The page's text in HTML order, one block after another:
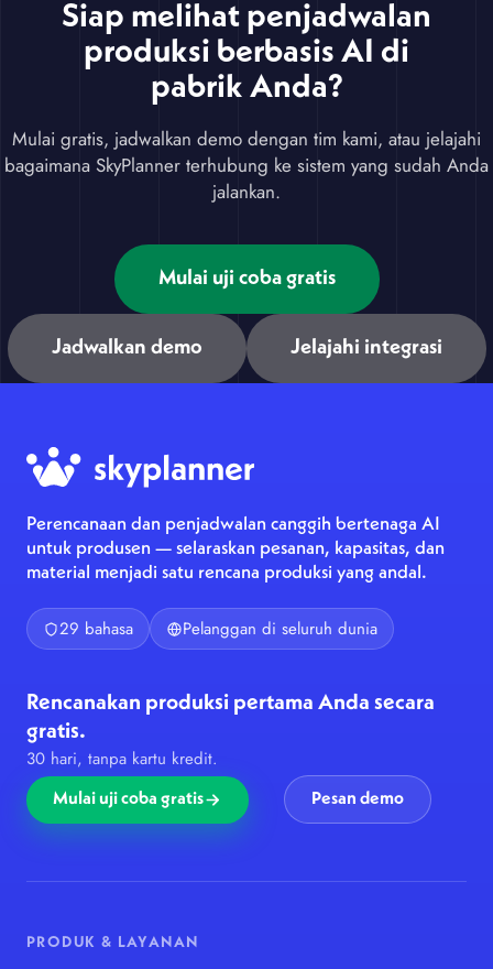
Siap melihat penjadwalan
produksi berbasis AI di
pabrik Anda?
Mulai gratis, jadwalkan demo dengan tim kami, atau jelajahi
bagaimana SkyPlanner terhubung ke sistem yang sudah Anda
jalankan.
Mulai uji coba gratis
Jadwalkan demo Jelajahi integrasi
Perencanaan dan penjadwalan canggih bertenaga AI
untuk produsen — selaraskan pesanan, kapasitas, dan
material menjadi satu rencana produksi yang andal.
29 bahasa Pelanggan di seluruh dunia
Rencanakan produksi pertama Anda secara
gratis.
30 hari, tanpa kartu kredit.
Mulai uji coba gratis Pesan demo
PRODUK & LAYANAN